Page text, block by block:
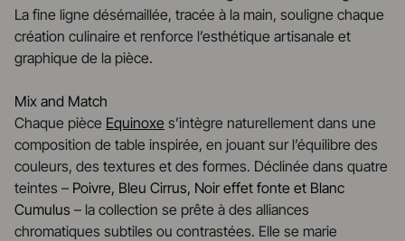
La fine ligne désémaillée, tracée à la main, souligne chaque
création culinaire et renforce l’esthétique artisanale et
graphique de la pièce.
Mix and Match
Chaque pièce Equinoxe s’intègre naturellement dans une
composition de table inspirée, en jouant sur l’équilibre des
couleurs, des textures et des formes. Déclinée dans quatre
teintes – Poivre, Bleu Cirrus, Noir effet fonte et Blanc
Cumulus – la collection se prête à des alliances
chromatiques subtiles ou contrastées. Elle se marie